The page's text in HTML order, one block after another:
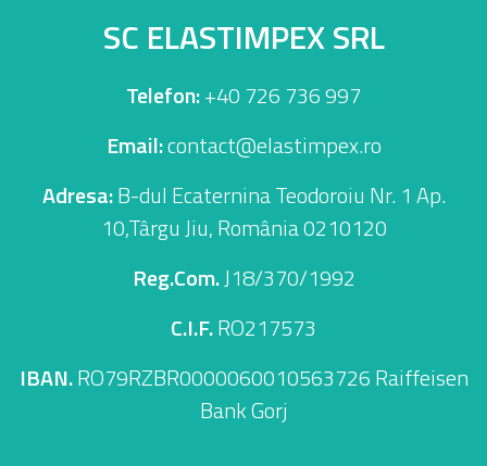
SC ELASTIMPEX SRL
Telefon:+40 726 736 997
Email:contact@elastimpex.ro
Adresa:B-dul Ecaternina Teodoroiu Nr. 1 Ap.
10,Târgu Jiu, România 0210120
Reg.Com.J18/370/1992
C.I.F.RO217573
IBAN.RO79RZBR0000060010563726 Raiffeisen
Bank Gorj